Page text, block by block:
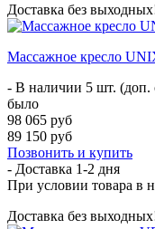
Доставка без
Массажное кресло
- В наличии 5 шт. (доп.
было
98 065 руб
89 150 руб
Позвонить и купить
- Доставка 1-2 дня
При условии товара в
Доставка без